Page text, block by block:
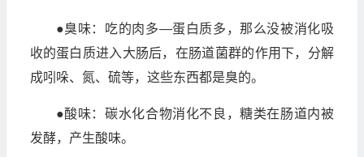
●臭味：吃的肉多—蛋白质多，那么没被消化吸
收的蛋白质进入大肠后，在肠道菌群的作用下，分解
成吲哚、氮、硫等，这些东西都是臭的。
●酸味：碳水化合物消化不良，糖类在肠道内被
发酵，产生酸味。